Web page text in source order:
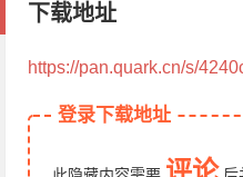
下载地址
https://pan.quark.cn/s/
登录下载地址